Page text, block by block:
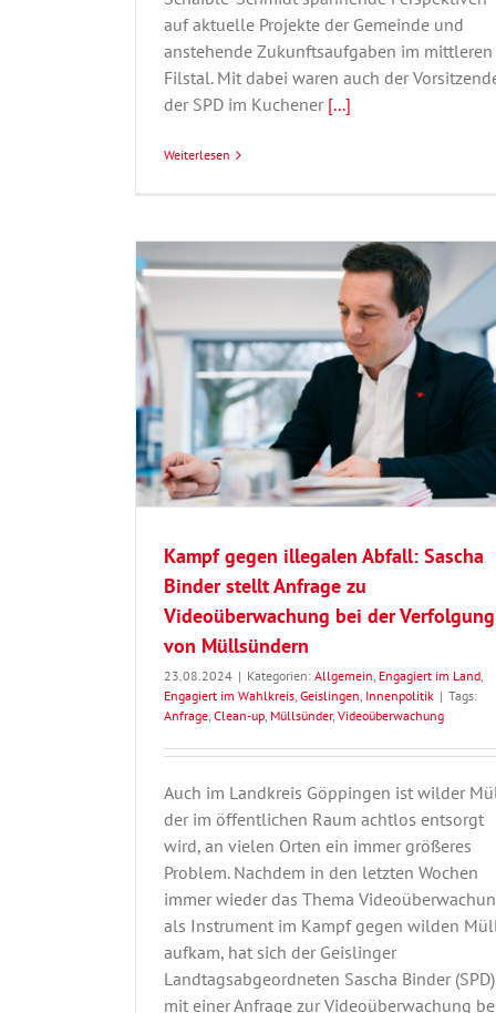
auf aktuelle Projekte der Gemeinde und
anstehende Zukunftsaufgaben im mittleren
Filstal. Mit dabei waren auch der
der SPD im Kuchener [...]
Weiterlesen
Sascha Binder besucht die im Sommer
Hochwasser und Starkregen
Gemeinden Salach und Deggingen
Allgemein Engagiert im Land
Engagiert im
Geislingen
Innenpolitik
Kampf gegen illegalen Abfall: Sascha
Binder stellt Anfrage zu
Videoüberwachung bei der Verfolgung
von Müllsündern
23.08.2024 | Kategorien: Allgemein, Engagiert im Land,
Engagiert im Wahlkreis, Geislingen, Innenpolitik | Tags:
Anfrage, Clean-up, Müllsünder, Videoüberwachung
Auch im Landkreis Göppingen ist wilder
der im öffentlichen Raum achtlos entsorgt
wird, an vielen Orten ein immer größeres
Problem. Nachdem in den letzten Wochen
immer wieder das Thema
als Instrument im Kampf gegen wilden
aufkam, hat sich der Geislinger
Landtagsabgeordneten Sascha Binder (SPD)
mit einer Anfrage zur Videoüberwachung